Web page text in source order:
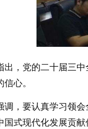
出，党的二十届三
心。
调，要认真学习领
国式现代化发展贡